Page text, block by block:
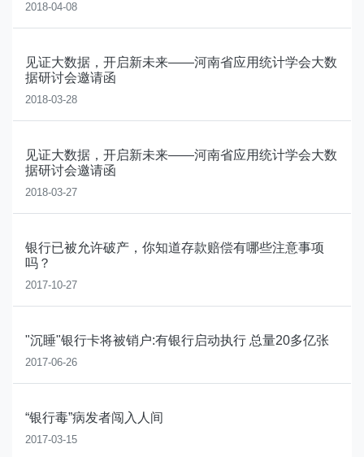
2018-04-08
见证大数据，开启新未来——河南省应用统计学会大数
据研讨会邀请函
2018-03-28
见证大数据，开启新未来——河南省应用统计学会大数
据研讨会邀请函
2018-03-27
银行已被允许破产，你知道存款赔偿有哪些注意事项
吗？
2017-10-27
"沉睡"银行卡将被销户:有银行启动执行 总量20多亿张
2017-06-26
“银行毒”病发者闯入人间
2017-03-15